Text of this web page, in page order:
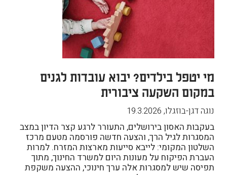
מי יטפל בילדים? יבוא עובדות לגנים
במקום השקעה ציבורית
נוגה דגן-בוזגלו,
19.3.2026
בעקבות האסון בירושלים, התעורר לרגע קצר הדיון במצב
המסגרות לגיל הרך, והצעה חדשה פורסמה מטעם מרכז
השלטון המקומי: לייבא סייעות מארצות המזרח. למרות
העברת הפיקוח על מעונות היום למשרד החינוך, מתוך
תפיסה שיש למסגרות אלה ערך חינוכי, ההצעה משקפת